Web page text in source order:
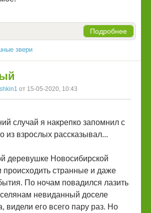
Подробнее
звери
от 15-05-2020, 10:43
случай я накрепко запомнил с
из взрослых рассказывал...
деревушке Новосибирской
происходить странные и даже
По ночам повадился лазить
селянам невиданный доселе
видели его всего пару раз. Но